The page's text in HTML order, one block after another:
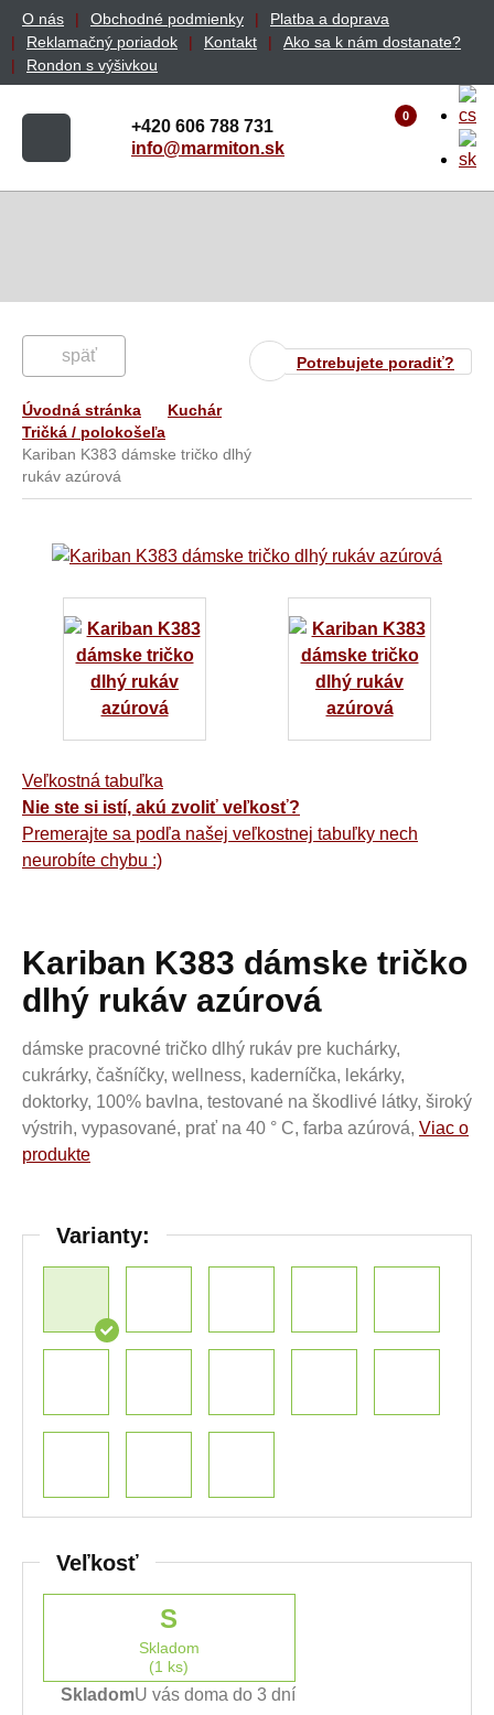
O nás Obchodné podmienky
Platba a doprava
Reklamačný poriadok
Kontakt
Ako sa k nám dostanate?
Rondon s výšivkou
+420 606 788 731
info@marmiton.sk
0
Potrebujete poradiť?
späť
Úvodná stránka
Kuchár
Tričká / polokošeľa
Kariban K383 dámske tričko dlhý
rukáv azúrová
Kariban K383 dámske tričko
dlhý rukáv azúrová
dámske pracovné tričko dlhý rukáv pre kuchárky,
cukrárky, čašníčky, wellness, kaderníčka, lekárky,
doktorky, 100% bavlna, testované na škodlivé látky, široký
výstrih, vypasované, prať na 40 ° C, farba azúrová, Viac o
produkte
Varianty:
Veľkosť
S
Skladom
(1 ks)
SkladomU vás doma do 3 dní
Veľkostná tabuľka
Nie ste si istí, akú zvoliť veľkosť?
Premerajte sa podľa našej veľkostnej tabuľky nech
neurobíte chybu :)